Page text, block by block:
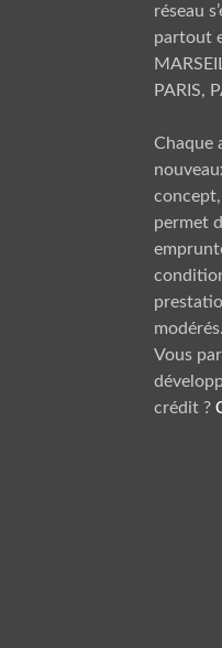
réseau
partout
PARIS,
Chaque
permet
modérés.
Vous
crédit ?